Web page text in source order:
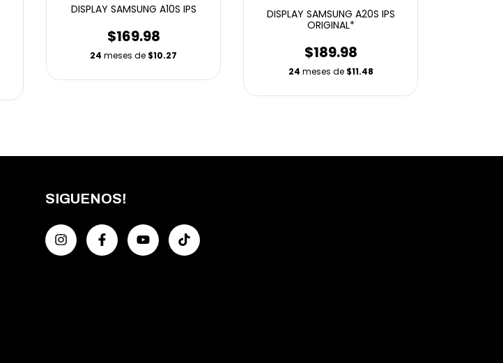
DISPLAY SAMSUNG A10S IPS
$169.98
24 meses de $10.27
DISPLAY SAMSUNG A20S IPS
ORIGINAL*
$189.98
24 meses de $11.48
SIGUENOS!